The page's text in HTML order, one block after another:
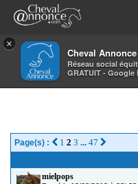
×
Cheval Annonce
Réseau social
GRATUIT - Google
>Les groupes régionaux>
Y'A T-IL DU
Page(s) : 1 2 3 ... 47
mielpops